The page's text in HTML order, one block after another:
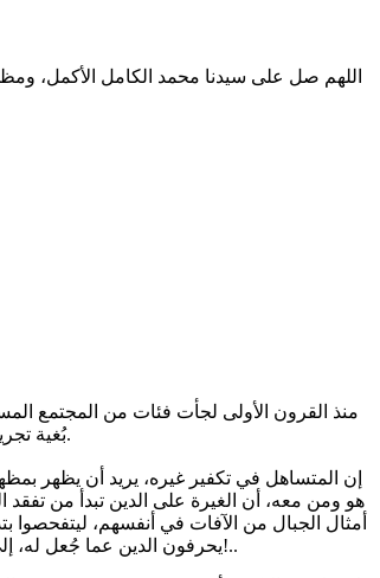
اللهم صل على سيدنا محمد الكامل الأكمل،
بُغية تجريده من جميع حقوقه، وإضعافه إلى الحد الذي قد يبلغ الإلغاء حكما (معنويا)، أو فعلا عند استباحة قتله.
هو ومن معه، أن الغيرة على الدين تبدأ من
أمثال الجبال من الآفات في أنفسهم، ليتفحصوا
يحرفون الدين عما جُعل له، إلى خدمة أغراضهم، وكأنها "خصخصة" للدين، بتعبير أهل الاقتصاد في زماننا. وقد تجوز الخصخصة في كل شيء إلا في الدين!..